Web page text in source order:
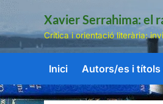
Skip
content
Xavier Serrahima: el
Crítica i orientació literària:
Inici Autors/es i títols